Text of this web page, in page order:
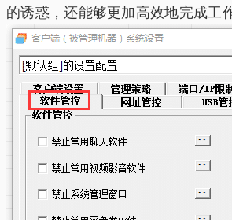
的诱惑，还能够更加高效地完成工